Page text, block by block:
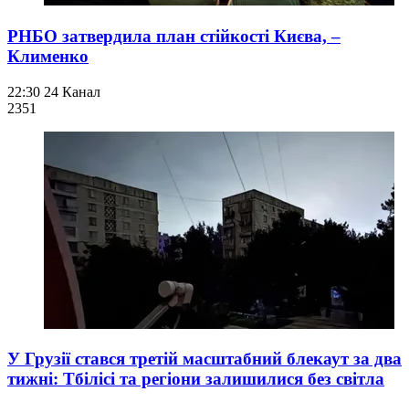
РНБО затвердила план стійкості Києва, –
Клименко
22:30 24 Канал
2351
У Грузії стався третій масштабний блекаут за два
тижні: Тбілісі та регіони залишилися без світла